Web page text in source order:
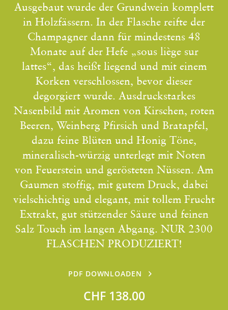
Ausgebaut wurde der Grundwein komplett
in Holzfässern. In der Flasche reifte der
Champagner dann für mindestens 48
Monate auf der Hefe „sous liège sur
lattes“, das heißt liegend und mit einem
Korken verschlossen, bevor dieser
degorgiert wurde. Ausdruckstarkes
Nasenbild mit Aromen von Kirschen, roten
Beeren, Weinberg Pfirsich und Bratapfel,
dazu feine Blüten und Honig Töne,
mineralisch-würzig unterlegt mit Noten
von Feuerstein und gerösteten Nüssen. Am
Gaumen stoffig, mit gutem Druck, dabei
vielschichtig und elegant, mit tollem Frucht
Extrakt, gut stützender Säure und feinen
Salz Touch im langen Abgang. NUR 2300
FLASCHEN PRODUZIERT!
PDF DOWNLOADEN
CHF 138.00